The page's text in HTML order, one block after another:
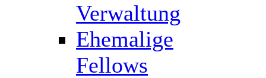
Verwaltung
Ehemalige
Fellows